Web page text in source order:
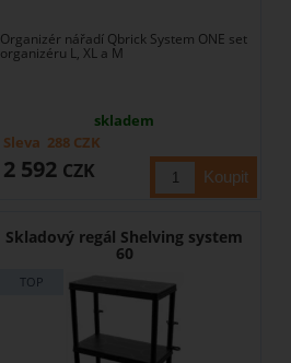
Organizér nářadí Qbrick System ONE set
organizéru L, XL a M
skladem
2 592 CZK
Sleva 288 CZK
Skladový regál Shelving system
60